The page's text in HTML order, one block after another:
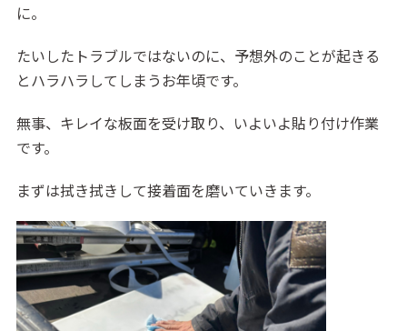
に。
たいしたトラブルではないのに、予想外のことが起きる
とハラハラしてしまうお年頃です。
無事、キレイな板面を受け取り、いよいよ貼り付け作業
です。
まずは拭き拭きして接着面を磨いていきます。